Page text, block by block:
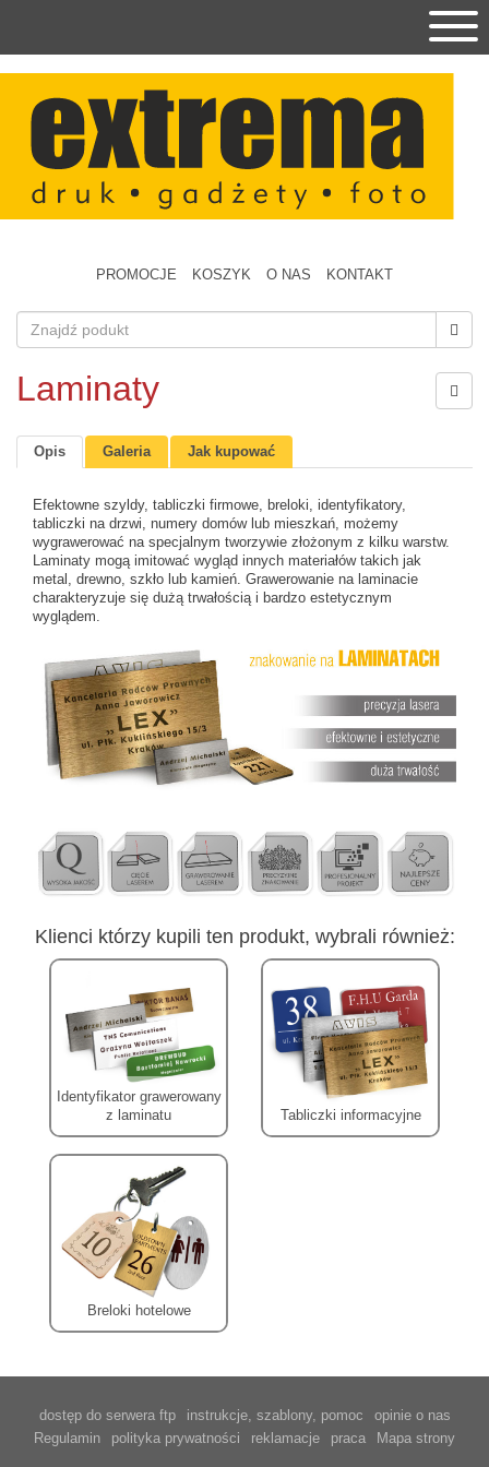
PROMOCJE KOSZYK O NAS KONTAKT
Laminaty
Opis Galeria Jak kupować
Efektowne szyldy, tabliczki firmowe, breloki, identyfikatory,
tabliczki na drzwi, numery domów lub mieszkań, możemy
wygrawerować na specjalnym tworzywie złożonym z kilku warstw.
Laminaty mogą imitować wygląd innych materiałów takich jak
metal, drewno, szkło lub kamień. Grawerowanie na laminacie
charakteryzuje się dużą trwałością i bardzo estetycznym
wyglądem.
Klienci którzy kupili ten produkt, wybrali również:
Identyfikator grawerowany
z laminatu
Tabliczki informacyjne
Breloki hotelowe
dostęp do serwera ftp instrukcje, szablony, pomoc
opinie o nas
Regulamin
polityka prywatności reklamacje praca Mapa strony